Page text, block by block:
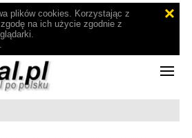
plików cookies. Korzystając z
na ich użycie zgodnie z
.